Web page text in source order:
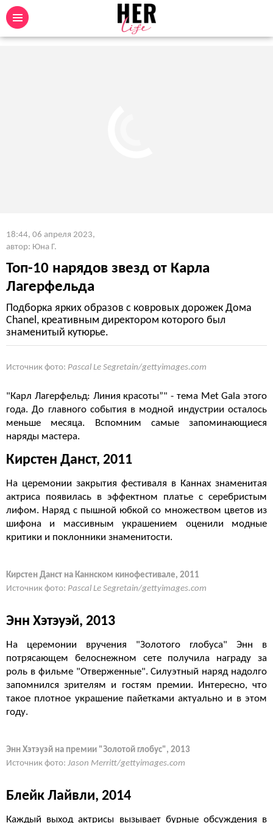
18:44, 06 апреля 2023,
автор: Юна Г.
Топ-10 нарядов звезд от Карла
Лагерфельда
Подборка ярких образов с ковровых дорожек Дома
Chanel, креативным директором которого был
знаменитый кутюрье.
Источник фото: Pascal Le Segretain/gettyimages.com
"Карл Лагерфельд: Линия красоты”" - тема Met Gala этого
года. До главного события в модной индустрии осталось
меньше месяца. Вспомним самые запоминающиеся
наряды мастера.
Кирстен Данст, 2011
На церемонии закрытия фестиваля в Каннах знаменитая
актриса появилась в эффектном платье с серебристым
лифом. Наряд с пышной юбкой со множеством цветов из
шифона и массивным украшением оценили модные
критики и поклонники знаменитости.
Кирстен Данст на Каннском кинофестивале, 2011
Источник фото: Pascal Le Segretain/gettyimages.com
Энн Хэтэуэй, 2013
На церемонии вручения "Золотого глобуса" Энн в
потрясающем белоснежном сете получила награду за
роль в фильме "Отверженные". Силуэтный наряд надолго
запомнился зрителям и гостям премии. Интересно, что
такое плотное украшение пайетками актуально и в этом
году.
Энн Хэтэуэй на премии "Золотой глобус", 2013
Источник фото: Jason Merritt/gettyimages.com
Блейк Лайвли, 2014
Каждый выход актрисы вызывает бурные обсуждения в